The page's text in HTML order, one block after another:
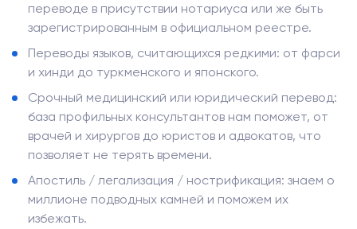
переводе в присутствии нотариуса или же быть
зарегистрированным в официальном реестре.
Переводы языков, считающихся редкими: от фарси
и хинди до туркменского и японского.
Срочный медицинский или юридический перевод:
база профильных консультантов нам поможет, от
врачей и хирургов до юристов и адвокатов, что
позволяет не терять времени.
Апостиль / легализация / нострификация: знаем о
миллионе подводных камней и поможем их
избежать.